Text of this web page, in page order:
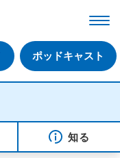
ポッドキャスト
知る